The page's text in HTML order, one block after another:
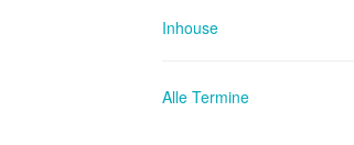
Inhouse
Alle Termine